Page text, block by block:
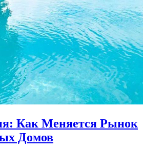
Как Меняется Рынок
Домов